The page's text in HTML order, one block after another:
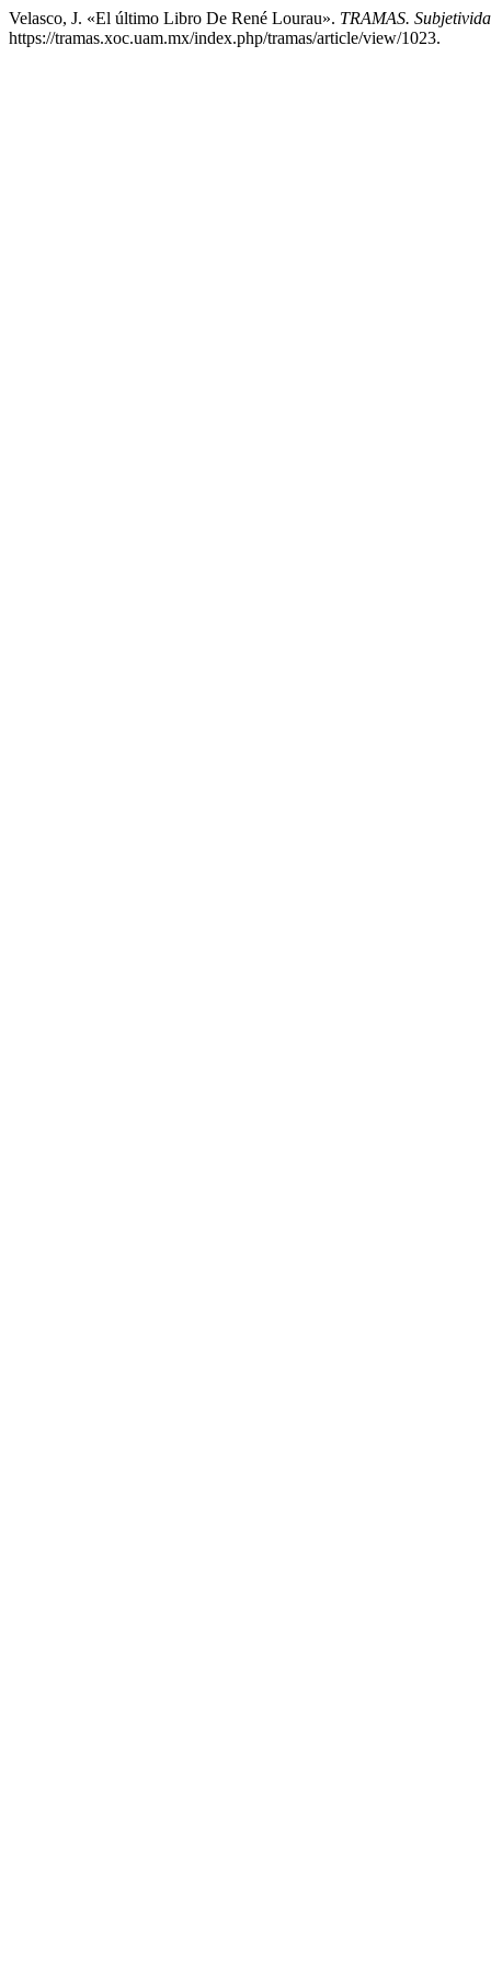
Velasco, J. «El último Libro De René Lourau». TRAMAS.
https://tramas.xoc.uam.mx/index.php/tramas/article/view/1023.